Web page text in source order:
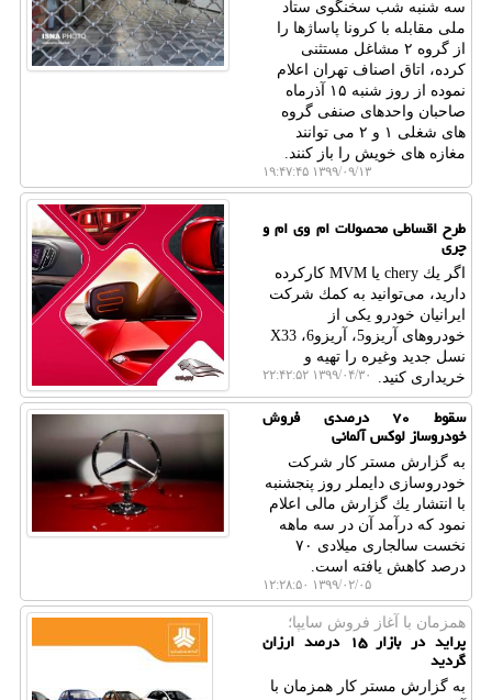
سه شنبه شب سخنگوی ستاد
ملی مقابله با كرونا پاساژها را
از گروه ۲ مشاغل مستثنی
كرده، اتاق اصناف تهران اعلام
نموده از روز شنبه ۱۵ آذرماه
صاحبان واحدهای صنفی گروه
های شغلی ۱ و ۲ می توانند
مغازه های خویش را باز كنند.
۱۳۹۹/۰۹/۱۳ ۱۹:۴۷:۴۵
طرح اقساطی محصولات ام وی ام و
چری
اگر یك chery یا MVM كاركرده
دارید، می‌توانید به كمك شركت
ایرانیان خودرو یكی از
خودروهای آریزو5، آریزو6، X33
نسل جدید وغیره را تهیه و
خریداری كنید.
۱۳۹۹/۰۴/۳۰ ۲۲:۴۲:۵۲
سقوط ۷۰ درصدی فروش
خودروساز لوكس آلمانی
به گزارش مستر كار شركت
خودروسازی دایملر روز پنجشنبه
با انتشار یك گزارش مالی اعلام
نمود كه درآمد آن در سه ماهه
نخست سالجاری میلادی ۷۰
درصد كاهش یافته است.
۱۳۹۹/۰۲/۰۵ ۱۲:۲۸:۵۰
همزمان با آغاز فروش سایپا؛
پراید در بازار ۱۵ درصد ارزان
گردید
به گزارش مستر كار همزمان با